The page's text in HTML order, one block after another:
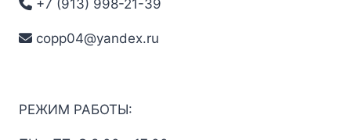
+7 (913) 998-21-39
copp04@yandex.ru
РЕЖИМ РАБОТЫ: